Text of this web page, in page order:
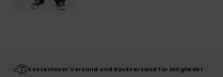
Kostenloser Versand und Rückversand für Mitglieder